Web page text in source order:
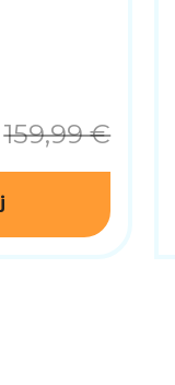
159,99 €